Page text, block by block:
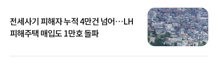
전세사기 피해자 누적 4만건 넘어…LH
피해주택 매입도 1만호 돌파